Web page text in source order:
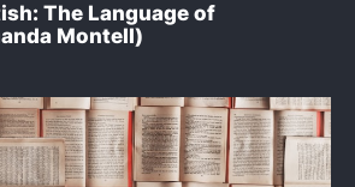
The Language of
Montell)